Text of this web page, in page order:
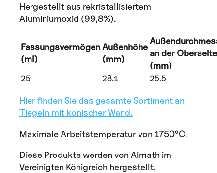
Hergestellt aus rekristallisiertem
Aluminiumoxid (99,8%).
Fassungsvermögen
(ml)
Außenhöhe
(mm)
an der Oberseite
(mm)
25 28.1 25.5
Hier finden Sie das gesamte Sortiment an
Tiegeln mit konischer Wand.
Maximale Arbeitstemperatur von 1750°C.
Diese Produkte werden von Almath im
Vereinigten Königreich hergestellt.